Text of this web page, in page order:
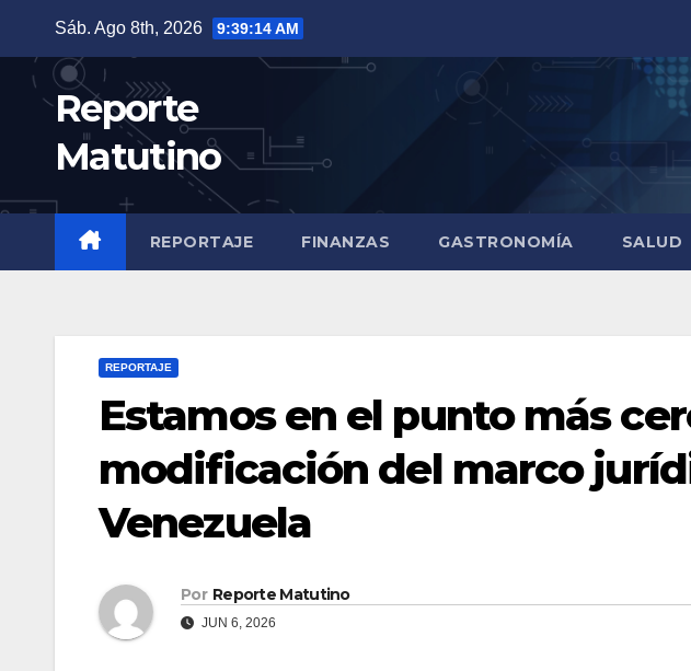
contenido
Sáb. Ago 8th, 2026 9:39:15 AM
Reporte
Matutino
REPORTAJE FINANZAS GASTRONOMÍA SALUD
REPORTAJE
Estamos en el punto más
modificación del marco
Venezuela
Por Reporte Matutino
JUN 6, 2026